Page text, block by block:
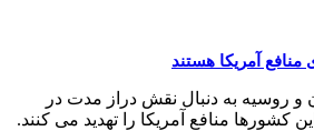
منافع آمریکا هستند
و روسیه به دنبال نقش دراز مدت در
کشورها منافع آمریکا را تهدید می کنند.